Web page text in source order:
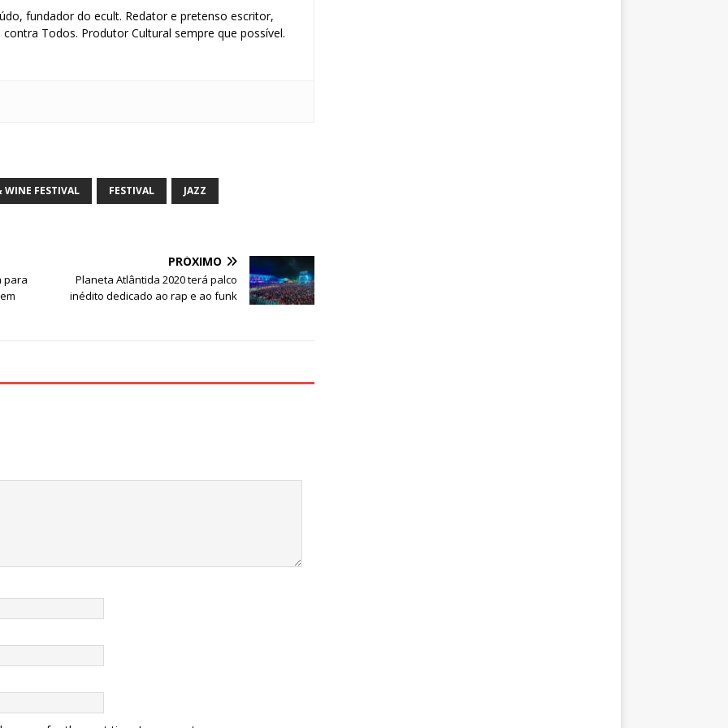
fundador do ecult. Redator e pretenso escritor,
Todos. Produtor Cultural sempre que possível.
WINE FESTIVAL FESTIVAL JAZZ
para
PRÓXIMO
Planeta Atlântida 2020 terá palco
inédito dedicado ao rap e ao funk